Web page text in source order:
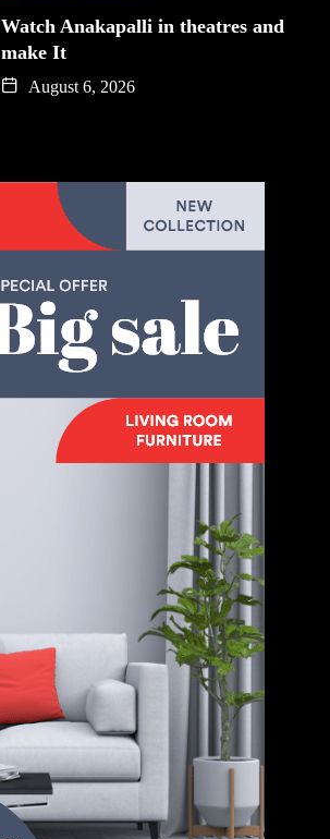
Watch Anakapalli in theatres and
make It
August 6, 2026